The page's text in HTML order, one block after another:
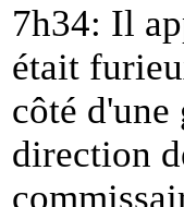
7h34: Il
était
côté d'une
direction